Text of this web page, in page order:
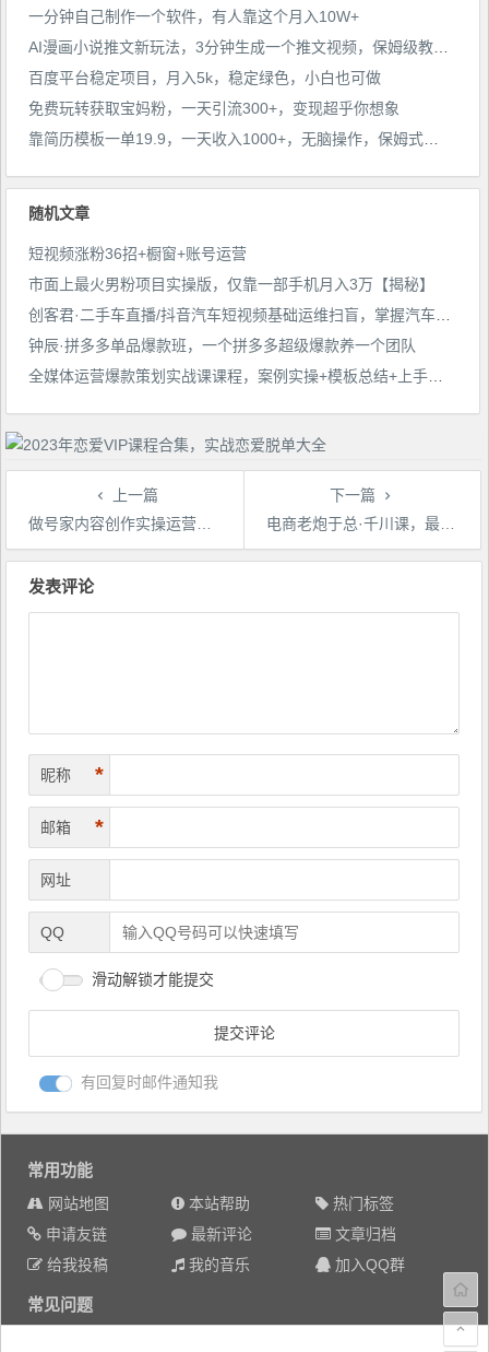
一分钟自己制作一个软件，有人靠这个月入10W+
百度平台稳定项目，月入5k，稳定绿色，小白也可做
免费玩转获取宝妈粉，一天引流300+，变现超乎你想象
随机文章
短视频涨粉36招+橱窗+账号运营
市面上最火男粉项目实操版，仅靠一部手机月入3万【揭秘】
钟辰·拼多多单品爆款班，一个拼多多超级爆款养一个团队
上一篇
做号家内容创作实操运营课，快速掌握短视频领域，洞察短视频新玩法
下一篇
电商老炮于总·千川课，最新千川实操课，抖音卖爆了的课程
文
发表评论
昵称 *
邮箱 *
网址
QQ
滑动解锁才能提交
有回复时邮件通知我
常用功能
网站地图 本站帮助
热门标签
申请友链
最新评论
文章归档
给我投稿
我的音乐 加入QQ群
常见问题